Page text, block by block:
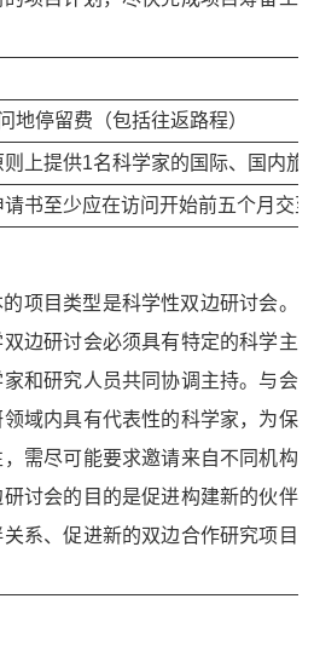
地停留费（包括往返路程）
上提供1名科学家的国际、国内旅
书至少应在访问开始前五个月交
项目类型是科学性双边研讨会。
边研讨会必须具有特定的科学主
和研究人员共同协调主持。与会
域内具有代表性的科学家，为保
需尽可能要求邀请来自不同机构
讨会的目的是促进构建新的伙伴
系、促进新的双边合作研究项目